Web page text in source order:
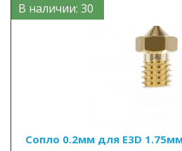
В наличии: 30
Сопло 0.2мм для E3D